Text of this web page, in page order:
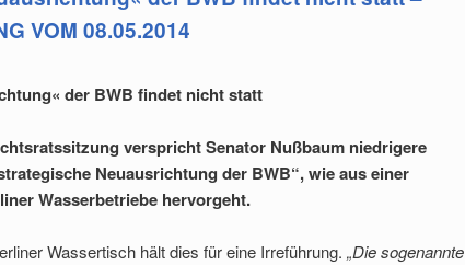
VOM 08.05.2014
der BWB findet nicht statt
verspricht Senator Nußbaum niedrigere
Neuausrichtung der BWB“, wie aus einer
Wasserbetriebe hervorgeht.
Wassertisch hält dies für eine Irreführung. „Die sogenannte